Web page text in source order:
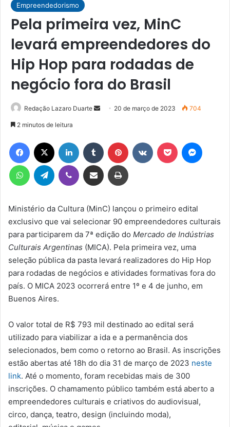
Empreendedorismo
Pela primeira vez, MinC
levará empreendedores do
Hip Hop para rodadas de
negócio fora do Brasil
Redação Lazaro Duarte
Mande
mail
20 de março de 2023 704
2 minutos de leitura
Facebook Linkedin Tumblr Pinterest Pocket
WhatsAppTelegram Viber Compartilhar via e-mail Imprimir
Ministério da Cultura (MinC) lançou o primeiro edital
exclusivo que vai selecionar 90 empreendedores culturais
para participarem da 7ª edição do Mercado de Indústrias
Culturais Argentinas (MICA). Pela primeira vez, uma
seleção pública da pasta levará realizadores do Hip Hop
para rodadas de negócios e atividades formativas fora do
país. O MICA 2023 ocorrerá entre 1º e 4 de junho, em
Buenos Aires.
O valor total de R$ 793 mil destinado ao edital será
utilizado para viabilizar a ida e a permanência dos
selecionados, bem como o retorno ao Brasil. As inscrições
estão abertas até 18h do dia 31 de março de 2023 neste
link. Até o momento, foram recebidas mais de 300
inscrições. O chamamento público também está aberto a
empreendedores culturais e criativos do audiovisual,
circo, dança, teatro, design (incluindo moda),